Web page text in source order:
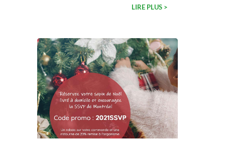
LIRE PLUS >